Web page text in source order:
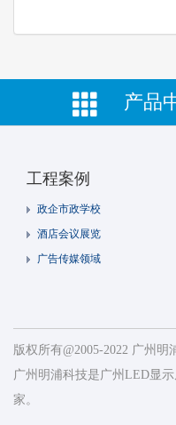
产品
工程案例
政企市政学校
酒店会议展览
广告传媒领域
版权所有@2005-2022 广州
广州明浦科技是广州LED显
家。